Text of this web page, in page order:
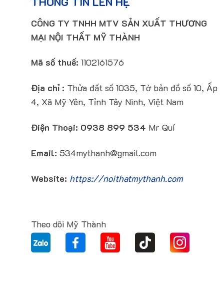
CÔNG TY TNHH MTV SẢN XUẤT THƯƠNG
MẠI NỘI THẤT MỸ THÀNH
Mã số thuế: 1102161576
Địa chỉ : Thửa đất số 1035, Tờ bản đồ số 10, Ấp
4, Xã Mỹ Yên, Tỉnh Tây Ninh, Việt Nam
Điện Thoại: 0938 899 534 Mr Quí
Email: 534mythanh@gmail.com
Website: https://noithatmythanh.com
Theo dõi Mỹ Thành